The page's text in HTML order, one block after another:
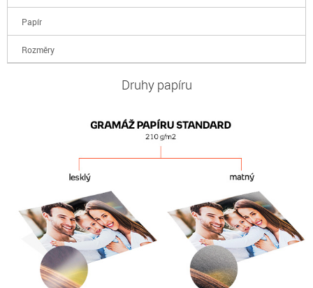
Papír
Rozměry
Druhy papíru